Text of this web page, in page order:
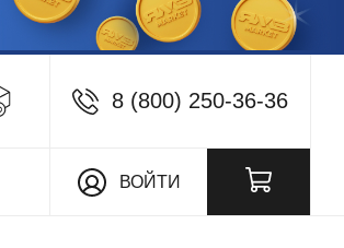
8 (800) 250-36-36
ВОЙТИ